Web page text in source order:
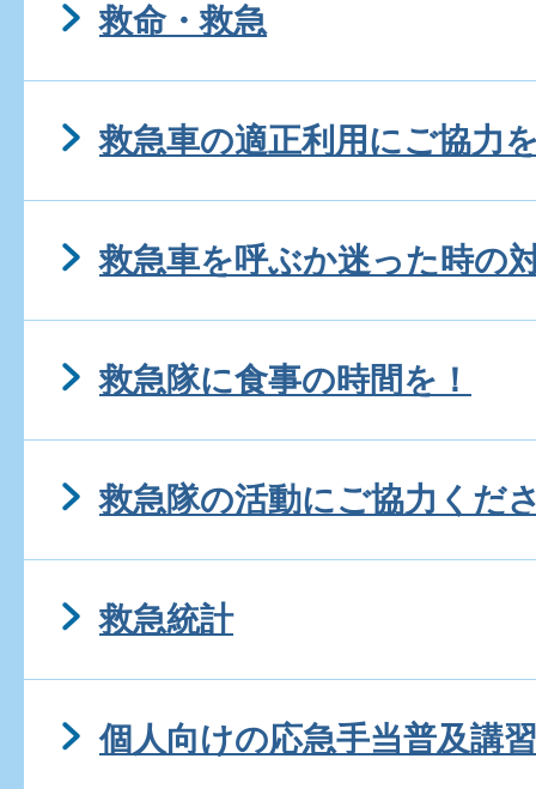
救命・救急
救急車の適正利用にご協力
救急車を呼ぶか迷った時の
救急隊に食事の時間を！
救急隊の活動にご協力くだ
救急統計
個人向けの応急手当普及講